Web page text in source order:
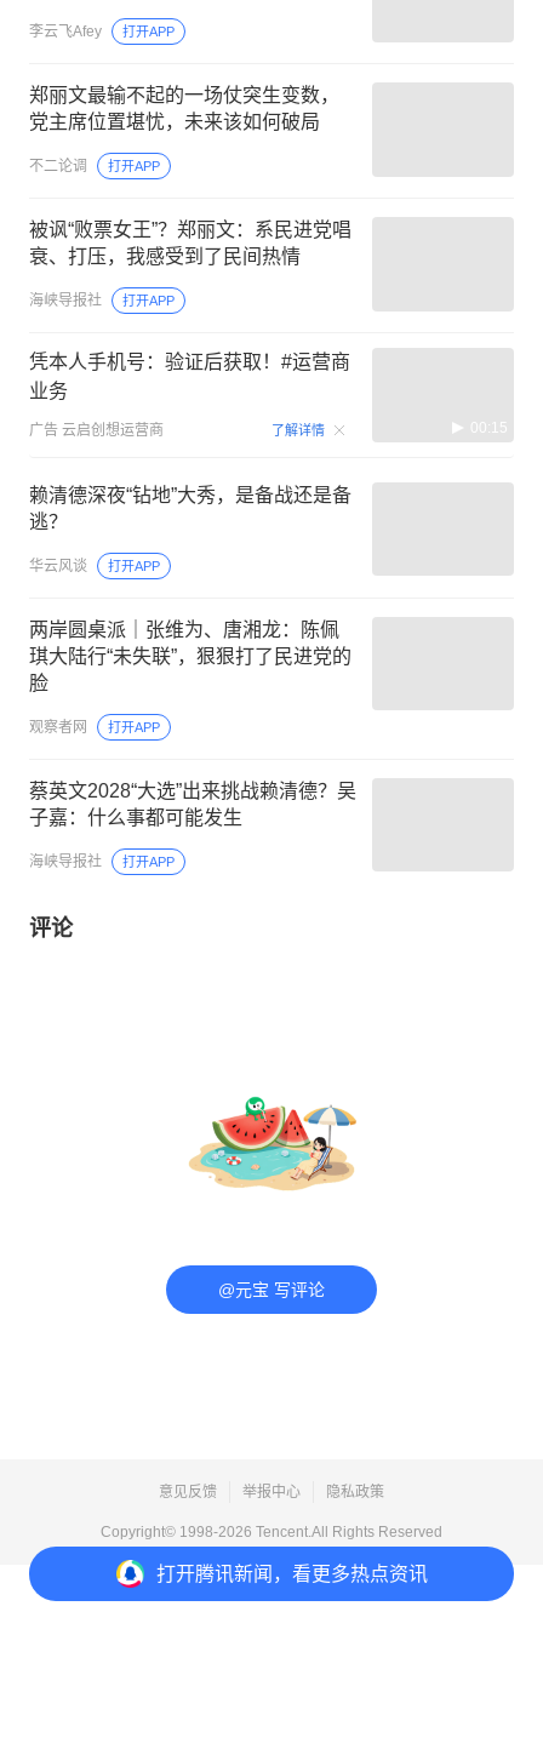
打开腾讯新闻，看更多热点资讯
李云飞Afey 打开APP
郑丽文最输不起的一场仗突生变数，
党主席位置堪忧，未来该如何破局
不二论调 打开APP
被讽“败票女王”？郑丽文：系民进党唱
衰、打压，我感受到了民间热情
海峡导报社 打开APP
凭本人手机号：验证后获取！#运营商
业务
广告 云启创想运营商 了解详情 00:15
赖清德深夜“钻地”大秀，是备战还是备
逃？
华云风谈 打开APP
两岸圆桌派｜张维为、唐湘龙：陈佩
琪大陆行“未失联”，狠狠打了民进党的
脸
观察者网 打开APP
蔡英文2028“大选”出来挑战赖清德？吴
子嘉：什么事都可能发生
海峡导报社 打开APP
评论
@元宝 写评论
意见反馈 举报中心 隐私政策
Copyright© 1998-2026 Tencent.All Rights Reserved